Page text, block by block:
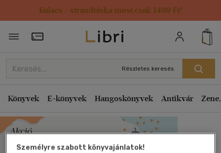
Kulacs / strandtáska most csak 1499 Ft!
Törzsvásárlói Kártya adatai
Részletes keresés
Könyvek E-könyvek Hangoskönyvek Antikvár
Személyre szabott könyvajánlatok!